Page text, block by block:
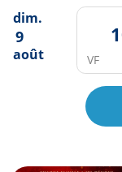
dim.
9
août VF